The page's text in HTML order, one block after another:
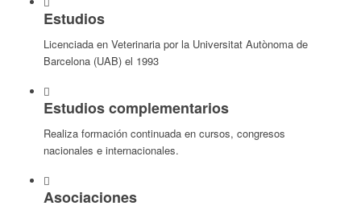
Estudios
Licenciada en Veterinaria por la Universitat Autònoma de
Barcelona (UAB) el 1993
Estudios complementarios
Realiza formación continuada en cursos, congresos
nacionales e internacionales.
Asociaciones